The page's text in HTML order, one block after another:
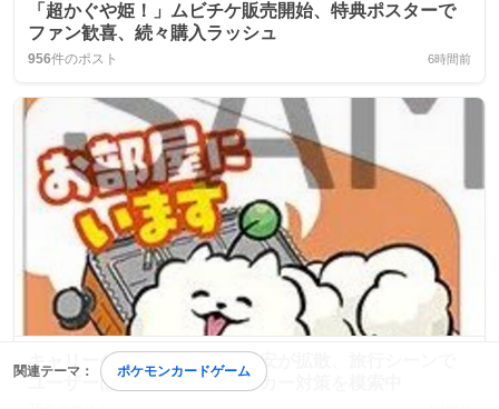
関連テーマ： ポケモンカードゲーム
「超かぐや姫！」ムビチケ販売開始、特典ポスターで
ファン歓喜、続々購入ラッシュ
956件のポスト 6時間前
キャリーケース破損や収納不安が拡散、旅行シーンで
ユーザーは新調やコインロッカー対策を模索中